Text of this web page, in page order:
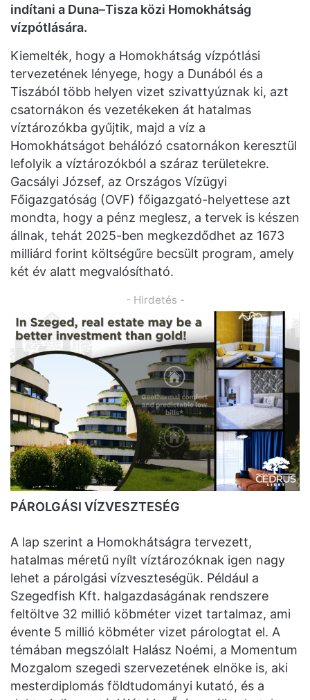
indítani a Duna–Tisza közi Homokhátság
vízpótlására.
Kiemelték, hogy a Homokhátság vízpótlási
tervezetének lényege, hogy a Dunából és a
Tiszából több helyen vizet szivattyúznak ki, azt
csatornákon és vezetékeken át hatalmas
víztározókba gyűjtik, majd a víz a
Homokhátságot behálózó csatornákon keresztül
lefolyik a víztározókból a száraz területekre.
Gacsályi József, az Országos Vízügyi
Főigazgatóság (OVF) főigazgató-helyettese azt
mondta, hogy a pénz meglesz, a tervek is készen
állnak, tehát 2025-ben megkezdődhet az 1673
milliárd forint költségűre becsült program, amely
két év alatt megvalósítható.
- Hirdetés -
PÁROLGÁSI VÍZVESZTESÉG
A lap szerint a Homokhátságra tervezett,
hatalmas méretű nyílt víztározóknak igen nagy
lehet a párolgási vízveszteségük. Például a
Szegedfish Kft. halgazdaságának rendszere
feltöltve 32 millió köbméter vizet tartalmaz, ami
évente 5 millió köbméter vizet párologtat el. A
témában megszólalt Halász Noémi, a Momentum
Mozgalom szegedi szervezetének elnöke is, aki
mesterdiplomás földtudományi kutató, és a